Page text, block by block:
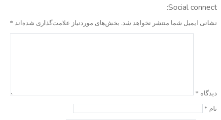
Social connect:
نشانی ایمیل شما منتشر نخواهد شد. بخش‌های موردنیاز علامت‌گذاری شده‌اند *
دیدگاه *
نام *